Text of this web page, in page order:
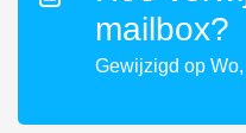
mailbox?
Gewijzigd op